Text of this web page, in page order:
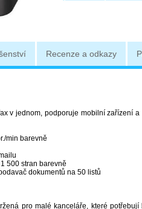
Recenze a odkazy
v jednom, podporuje mobilní zařízení
min barevně
500 stran barevně
dokumentů na 50 listů
pro malé kanceláře, které